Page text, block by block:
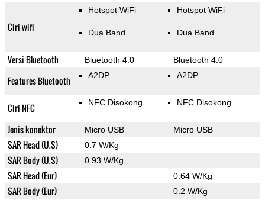
Ciri wifi
Hotspot WiFi
Dua Band
Hotspot WiFi
Dua Band
Versi Bluetooth Bluetooth 4.0 Bluetooth 4.0
Features Bluetooth A2DP A2DP
Ciri NFC NFC Disokong NFC Disokong
Jenis konektor Micro USB Micro USB
SAR Head (U.S) 0.7 W/Kg
SAR Body (U.S) 0.93 W/Kg
SAR Head (Eur) 0.64 W/Kg
SAR Body (Eur) 0.2 W/Kg